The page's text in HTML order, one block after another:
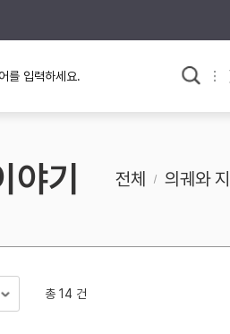
사료와 문학으로 본
고대
고려
조선 후기
기 전체 의궤와
총 14 건